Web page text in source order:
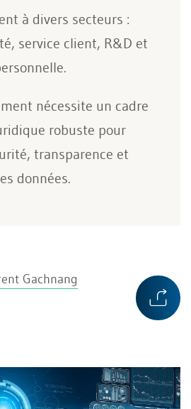
à divers secteurs :
service client, R&D et
nécessite un cadre
robuste pour
transparence et
données.
Gachnang